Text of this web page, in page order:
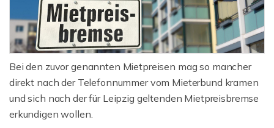
Bei den zuvor genannten Mietpreisen mag so mancher
direkt nach der Telefonnummer vom Mieterbund kramen
und sich nach der für Leipzig geltenden Mietpreisbremse
erkundigen wollen.